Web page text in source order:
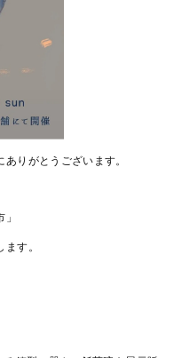
りがとうございます。
す。